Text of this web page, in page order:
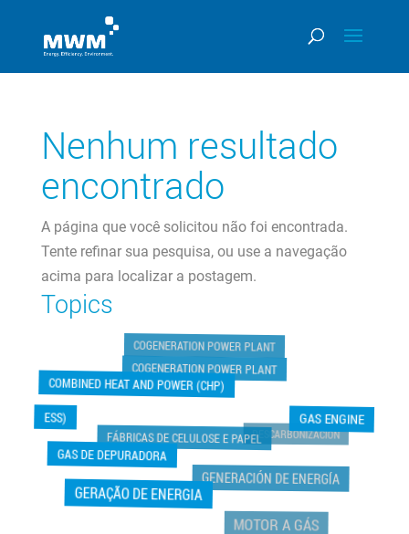
Nenhum resultado
encontrado
A página que você solicitou não foi encontrada.
Tente refinar sua pesquisa, ou use a navegação
acima para localizar a postagem.
Topics
COGENERATION POWER PLANT
COGENERATION POWER PLANT
COMBINED HEAT AND POWER (CHP)
DESCARBONIZACIÓN
ESS)
FÁBRICAS DE CELULOSE E PAPEL
GAS ENGINE
GAS DE DEPURADORA
GENERACIÓN DE ENERGÍA
GERAÇÃO DE ENERGIA
MOTOR A GÁS